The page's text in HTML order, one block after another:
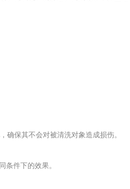
确保其不会对被清洗对象造成损伤。
条件下的效果。